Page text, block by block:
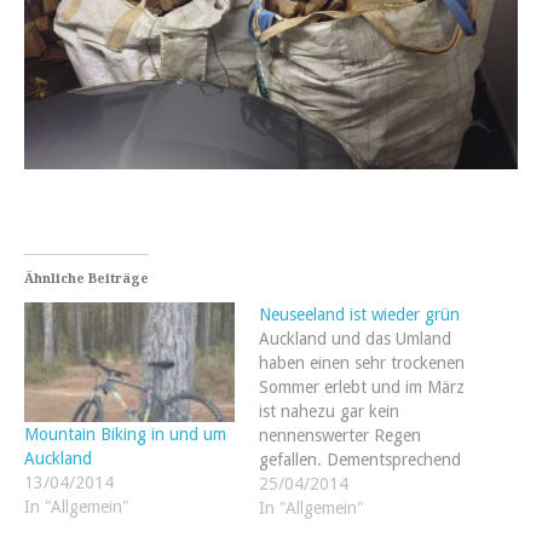
Ähnliche Beiträge
Mountain Biking in und um
Auckland
13/04/2014
In "Allgemein"
Neuseeland ist wieder grün
Auckland und das Umland
haben einen sehr trockenen
Sommer erlebt und im März
ist nahezu gar kein
nennenswerter Regen
gefallen. Dementsprechend
war das Umland untypisch
braun und die lokalen
25/04/2014
In "Allgemein"